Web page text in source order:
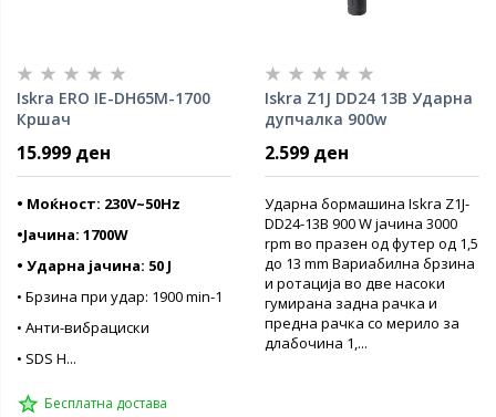
Iskra ERO IE-DH65M-1700
Кршач
15.999 ден
• Моќност: 230V~50Hz
•Јачина: 1700W
• Ударна јачина: 50 J
• Брзина при удар: 1900 min-1
• Анти-вибрациски
• SDS H...
Бесплатна достава
Iskra Z1J DD24 13B Ударна
дупчалка 900w
2.599 ден
Ударна бормашина Iskra Z1J-
DD24-13B 900 W јачина 3000
rpm во празен од футер од 1,5
до 13 mm Вариабилна брзина
и ротација во две насоки
гумирана задна рачка и
предна рачка со мерило за
длабочина 1,...